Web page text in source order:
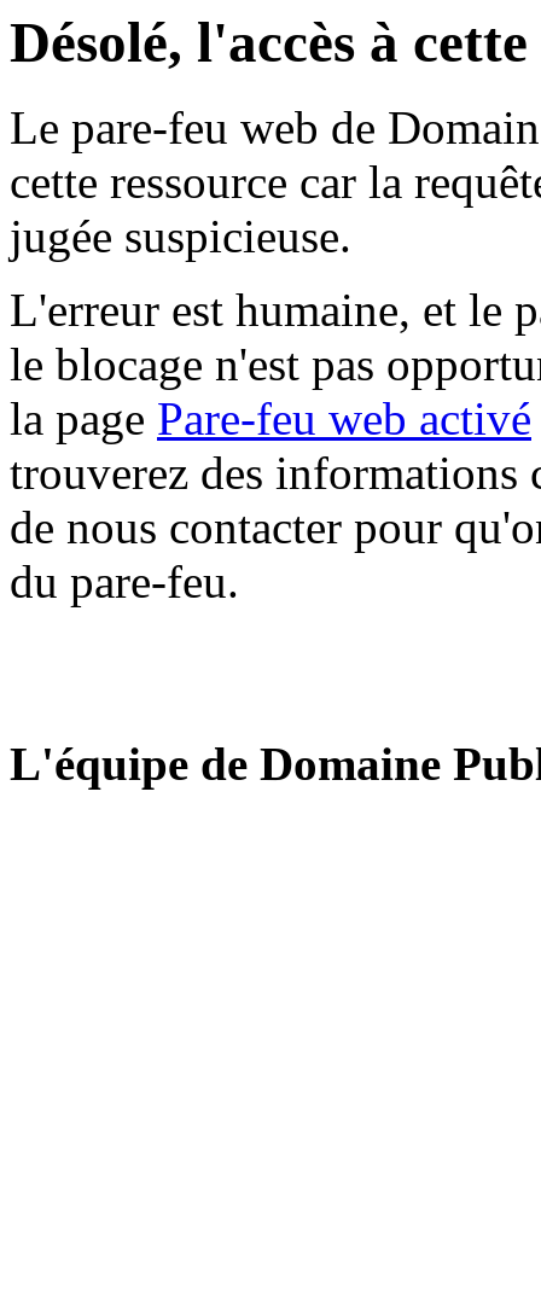
Désolé, l'accès à
Le pare-feu web de
cette ressource car la
jugée suspicieuse.
L'erreur est humaine, et le
le blocage n'est pas
la page Pare-feu web activé
trouverez des informations
de nous contacter pour
du pare-feu.
L'équipe de Domaine